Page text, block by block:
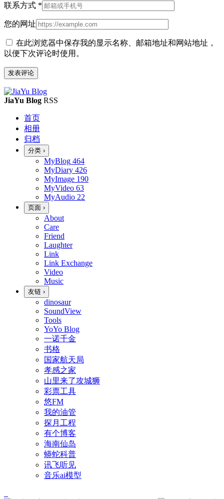
联系方式 *
您的网址
在此浏览器中保存我的显示名称、邮箱地址和网站地址，
以便下次评论时使用。
JiaYu Blog RSS
首页
相册
归档
分类 ›
MyBlog 464
MyDiary 426
MyImage 190
MyVideo 63
MyAudio 22
页面 ›
About
Care
Friend
Laughter
Link
Link Exchange
Video
Music
友链 ›
dinosaur
SoundView
Tools
YoYo Blog
一诺千金
书格
国家航天局
孝感之家
山里来了攻城狮
彩票工具
悠FM
我的油管
探月工程
有个博客
海南仙岛
蟒蛇科普
讯飞听见
音乐ai模型